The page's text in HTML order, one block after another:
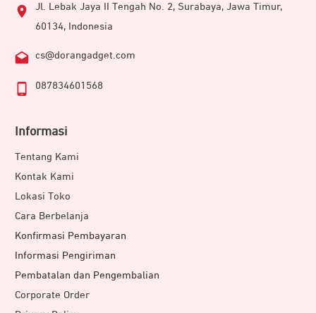
Jl. Lebak Jaya II Tengah No. 2, Surabaya, Jawa Timur,
60134, Indonesia
cs@dorangadget.com
087834601568
Informasi
Tentang Kami
Kontak Kami
Lokasi Toko
Cara Berbelanja
Konfirmasi Pembayaran
Informasi Pengiriman
Pembatalan dan Pengembalian
Corporate Order